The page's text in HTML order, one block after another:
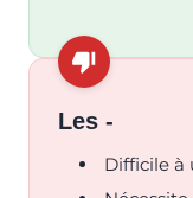
Les -
Difficile à